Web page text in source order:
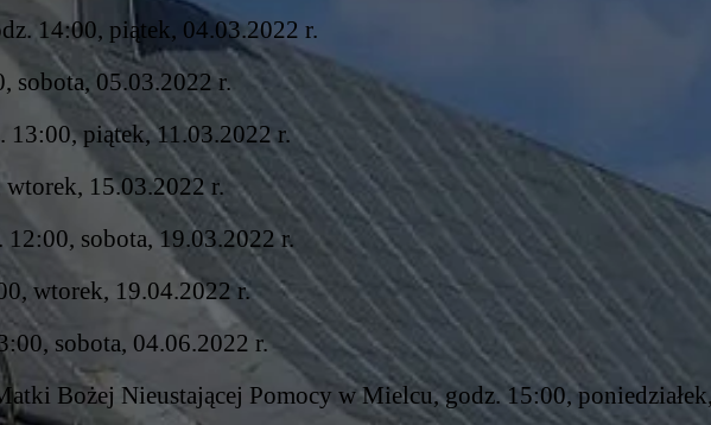
14:00, piątek, 04.03.2022 r.
sobota, 05.03.2022 r.
13:00, piątek, 11.03.2022 r.
wtorek, 15.03.2022 r.
12:00, sobota, 19.03.2022 r.
wtorek, 19.04.2022 r.
sobota, 04.06.2022 r.
Bożej Nieustającej Pomocy w Mielcu, godz. 15:00,